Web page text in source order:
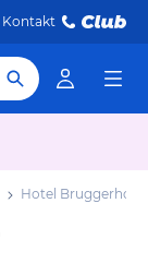
Kontakt
Hotel Bruggerhof